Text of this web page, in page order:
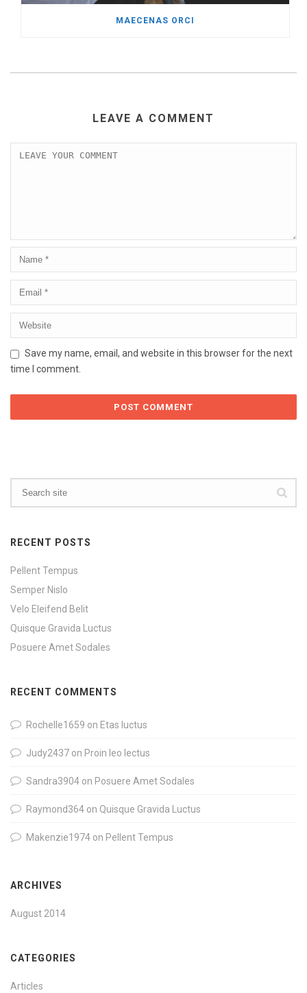
MAECENAS ORCI
LEAVE A COMMENT
Save my name, email, and website in this browser for the next
time I comment.
RECENT POSTS
Pellent Tempus
Semper Nislo
Velo Eleifend Belit
Quisque Gravida Luctus
Posuere Amet Sodales
RECENT COMMENTS
Rochelle1659 on Etas luctus
Judy2437 on Proin leo lectus
Sandra3904 on Posuere Amet Sodales
Raymond364 on Quisque Gravida Luctus
Makenzie1974 on Pellent Tempus
ARCHIVES
August 2014
CATEGORIES
Articles